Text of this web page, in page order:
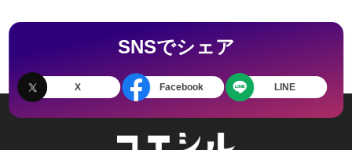
SNSでシェア
X Facebook LINE